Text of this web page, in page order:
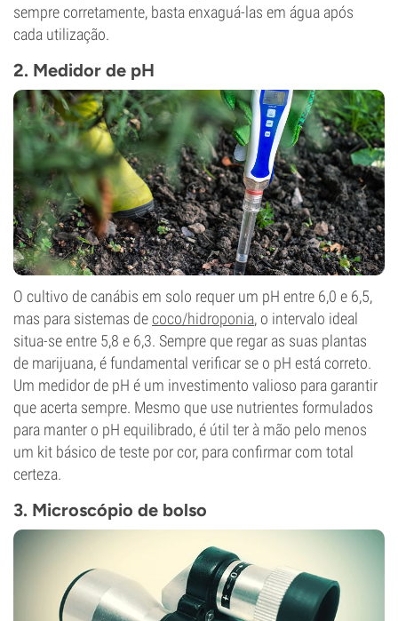
sempre corretamente, basta enxaguá-las em água após
cada utilização.
2. Medidor de pH
O cultivo de canábis em solo requer um pH entre 6,0 e 6,5,
mas para sistemas decoco/hidroponia, o intervalo ideal
situa-se entre 5,8 e 6,3. Sempre que regar as suas plantas
de marijuana, é fundamental verificar se o pH está correto.
Um medidor de pH é um investimento valioso para garantir
que acerta sempre. Mesmo que use nutrientes formulados
para manter o pH equilibrado, é útil ter à mão pelo menos
um kit básico de teste por cor, para confirmar com total
certeza.
3. Microscópio de bolso